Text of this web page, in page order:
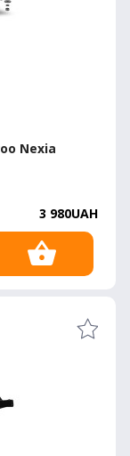
Nexia
3 980UAH